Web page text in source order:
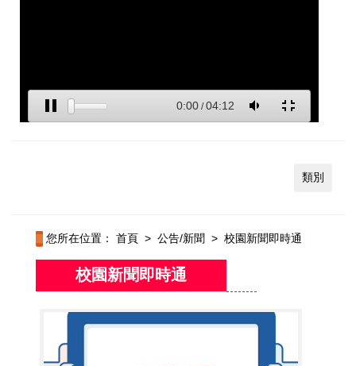
類別
您所在位置： 首頁 > 公告/新聞 > 校園新聞即時通
校園新聞即時通